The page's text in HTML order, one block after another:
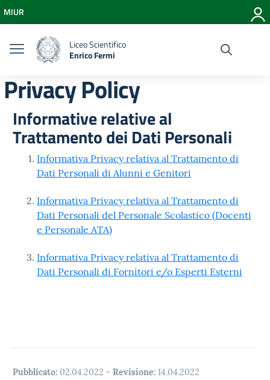
Vai al menu di navigazione
Vai al footer
MIUR
Liceo Scientifico
Enrico Fermi
Privacy Policy
Informative relative al
Trattamento dei Dati Personali
Informativa Privacy relativa al Trattamento di
Dati Personali di Alunni e Genitori
Informativa Privacy relativa al Trattamento di
Dati Personali del Personale Scolastico (Docenti
e Personale ATA)
Informativa Privacy relativa al Trattamento di
Dati Personali di Fornitori e/o Esperti Esterni
Pubblicato: 02.04.2022 - Revisione: 14.04.2022